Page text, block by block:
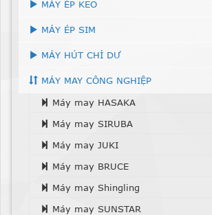
MÁY ÉP KEO
MÁY ÉP SIM
MÁY HÚT CHỈ DƯ
MÁY MAY CÔNG NGHIỆP
Máy may HASAKA
Máy may SIRUBA
Máy may JUKI
Máy may BRUCE
Máy may Shingling
Máy may SUNSTAR